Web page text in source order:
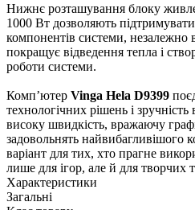
Нижнє розташування блоку
1000 Вт дозволяють підтримувати
компонентів системи, незалежно
покращує відведення тепла і
роботи системи.
Комп’ютер Vinga Hela D9399
технологічних рішень і зручність
високу швидкість, вражаючу
задовольнять найвибагливішого
варіант для тих, хто прагне
лише для ігор, але й для творчих
Характеристики
Загальні